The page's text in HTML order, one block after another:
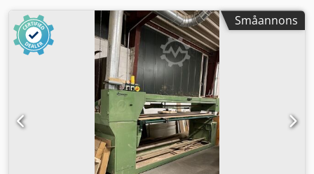
motståndsytan på slipbandet på motsatt sida: 150 × 750
mm • tillbehör med vinkelmätare för vinkelslipning • extra
bord med vals för slipning av inåtböjda kanter • avsugsrör:
Ø140 mm • vikt: ca 450 kg • totala mått: 144 × 72 × 133 cm
(längd × bredd × höjd) Användningsområden: • slipning av
raka kanter på massiva trädetaljer • slipning av kanter på
limmade detaljer och skivor • precisionsslipning av
fanerade detaljer • slipning av kanter i vinkel • slipning av
inåtböjda kanter och profiler • förberedelse av kanter för
lackering, oljning eller vidare bearbetning Ytterligare
information: • bilderna visar det faktiska skicket på den
Småannons